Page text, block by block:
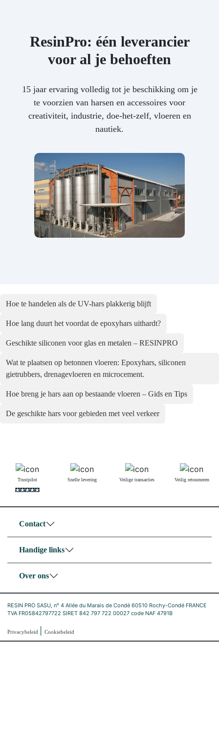
ResinPro: één leverancier
voor al je behoeften
15 jaar ervaring volledig tot je beschikking om je
te voorzien van harsen en accessoires voor
creativiteit, industrie, doe-het-zelf, vloeren en
nautiek.
Hoe te handelen als de UV-hars plakkerig blijft
Hoe lang duurt het voordat de epoxyhars uithardt?
Geschikte siliconen voor glas en metalen – RESINPRO
Wat te plaatsen op betonnen vloeren: Epoxyhars, siliconen
gietrubbers, drenagevloeren en microcement.
Hoe breng je hars aan op bestaande vloeren – Gids en Tips
De geschikte hars voor gebieden met veel verkeer
Trustpilot Snelle levering Veilige transacties Veilig retourneren
Contact
Handige links
Over ons
RESIN PRO SASU, n° 4 Allée du Marais de Condé 60510 Rochy-Condé FRANCE
TVA FR05842797722 SIRET 842 797 722 00027 code NAF 4791B
Privacybeleid Cookiebeleid